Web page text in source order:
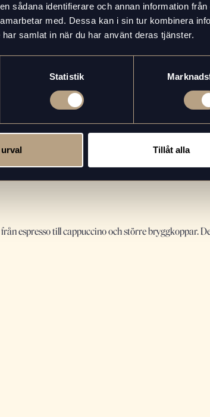
sådana identifierare och annan information från
med. Dessa kan i sin tur kombinera
samlat in när du har använt deras tjänster.
Statistik
Tillåt alla
design. Perfekt för mindre arbetsplatser utan att
espresso till cappuccino och större bryggkoppar.